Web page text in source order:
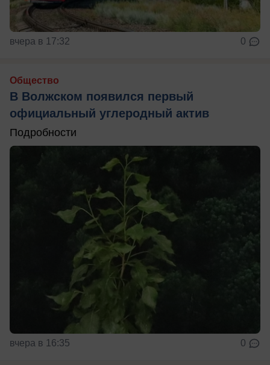
вчера в 17:32 0
Общество
В Волжском появился первый
официальный углеродный актив
Подробности
вчера в 16:35 0